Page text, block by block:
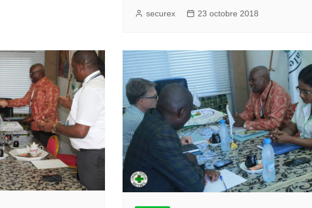
securex 23 octobre 2018